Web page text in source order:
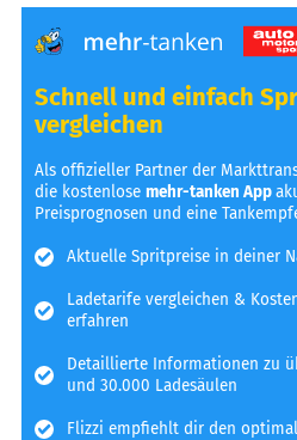
Schnell und einfach
vergleichen
Als offizieller Partner der
die kostenlosemehr-tanken App
Preisprognosen und eine
Aktuelle Spritpreise in deiner
Ladetarife vergleichen &
erfahren
Detaillierte Informationen zu
und 30.000 Ladesäulen
Flizzi empfiehlt dir den